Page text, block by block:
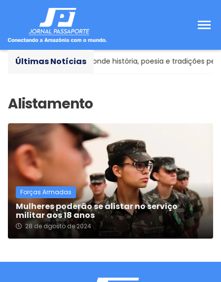
Últimas Notícias
da Cidade de Goiás: onde história, poesia e tradições
Forças Armadas
Mulheres poderão se alistar no serviço
militar aos 18 anos
28 de agosto de 2024